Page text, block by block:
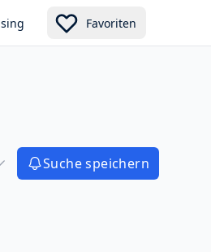
Favoriten
Suche speichern